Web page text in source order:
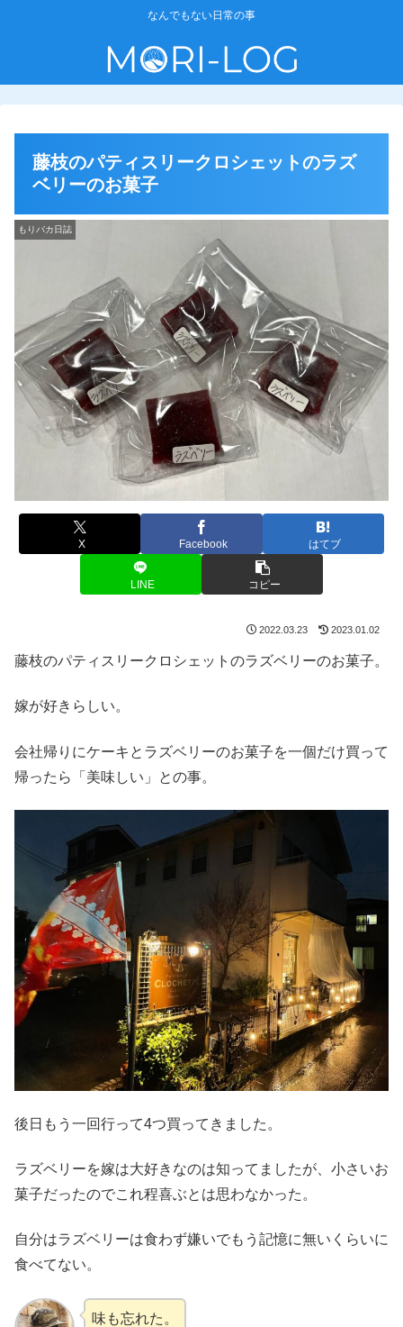
なんでもない日常の事
藤枝のパティスリークロシェットのラズ
ベリーのお菓子
もりバカ日誌
X Facebook はてブ
LINE コピー
2022.03.23 2023.01.02
藤枝のパティスリークロシェットのラズベリーのお菓子。
嫁が好きらしい。
会社帰りにケーキとラズベリーのお菓子を一個だけ買って
帰ったら「美味しい」との事。
後日もう一回行って4つ買ってきました。
ラズベリーを嫁は大好きなのは知ってましたが、小さいお
菓子だったのでこれ程喜ぶとは思わなかった。
自分はラズベリーは食わず嫌いでもう記憶に無いくらいに
食べてない。
味も忘れた。